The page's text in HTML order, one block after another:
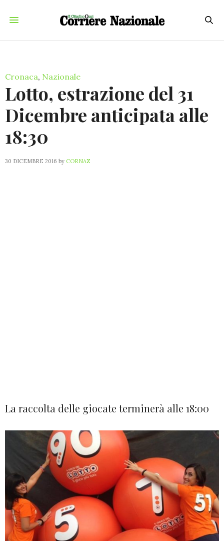
Cronaca, Nazionale
Lotto, estrazione del 31
Dicembre anticipata alle
18:30
30 DICEMBRE 2016 by CORNAZ
La raccolta delle giocate terminerà alle 18:00